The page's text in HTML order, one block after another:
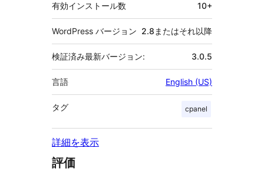
有効インストール数 10+
WordPress バージョン 2.8またはそれ以降
検証済み最新バージョン: 3.0.5
言語 English (US)
タグ cpanel
詳細を表示
評価